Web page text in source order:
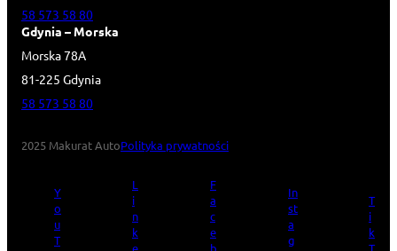
58 573 58 80
Gdynia – Morska
Morska 78A
81-225 Gdynia
58 573 58 80
2025 Makurat AutoPolityka prywatności
Y
o
u
T
L
i
n
k
e
F
a
c
e
b
In
st
a
g
T
i
k
T